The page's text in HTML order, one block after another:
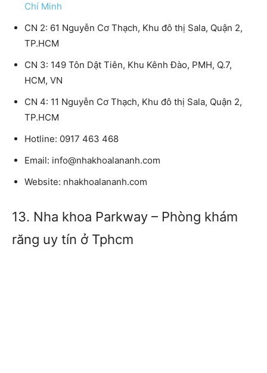
Chí Minh
CN 2: 61 Nguyễn Cơ Thạch, Khu đô thị Sala, Quận 2,
TP.HCM
CN 3: 149 Tôn Dật Tiên, Khu Kênh Đào, PMH, Q.7,
HCM, VN
CN 4: 11 Nguyễn Cơ Thạch, Khu đô thị Sala, Quận 2,
TP.HCM
Hotline: 0917 463 468
Email: info@nhakhoalananh.com
Website: nhakhoalananh.com
13. Nha khoa Parkway – Phòng khám
răng uy tín ở Tphcm